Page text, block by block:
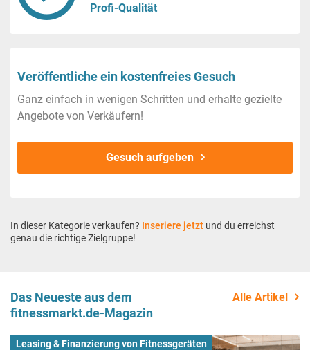
Profi-Qualität
Veröffentliche ein kostenfreies Gesuch
Ganz einfach in wenigen Schritten und erhalte gezielte
Angebote von Verkäufern!
Gesuch aufgeben
In dieser Kategorie verkaufen? Inseriere jetzt und du erreichst
genau die richtige Zielgruppe!
Das Neueste aus dem
fitnessmarkt.de-Magazin
Alle Artikel
Leasing & Finanzierung von Fitnessgeräten